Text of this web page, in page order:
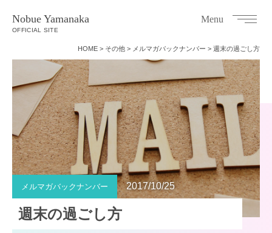
Nobue Yamanaka
OFFICIAL SITE
Menu
HOME > その他 > メルマガバックナンバー > 週末の過ごし方
メルマガバックナンバー 2017/10/25
週末の過ごし方